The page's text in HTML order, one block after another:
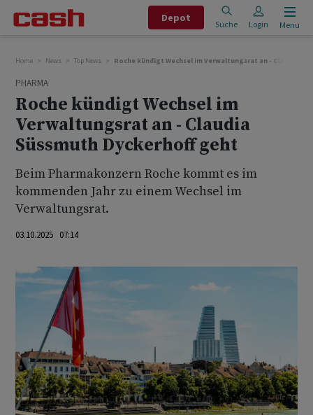
Depot
Suche Login Menu
Home News Top News Roche kündigt Wechsel im Verwaltungsrat an - Claudia
PHARMA
Roche kündigt Wechsel im
Verwaltungsrat an - Claudia
Süssmuth Dyckerhoff geht
Beim Pharmakonzern Roche kommt es im
kommenden Jahr zu einem Wechsel im
Verwaltungsrat.
03.10.2025 07:14